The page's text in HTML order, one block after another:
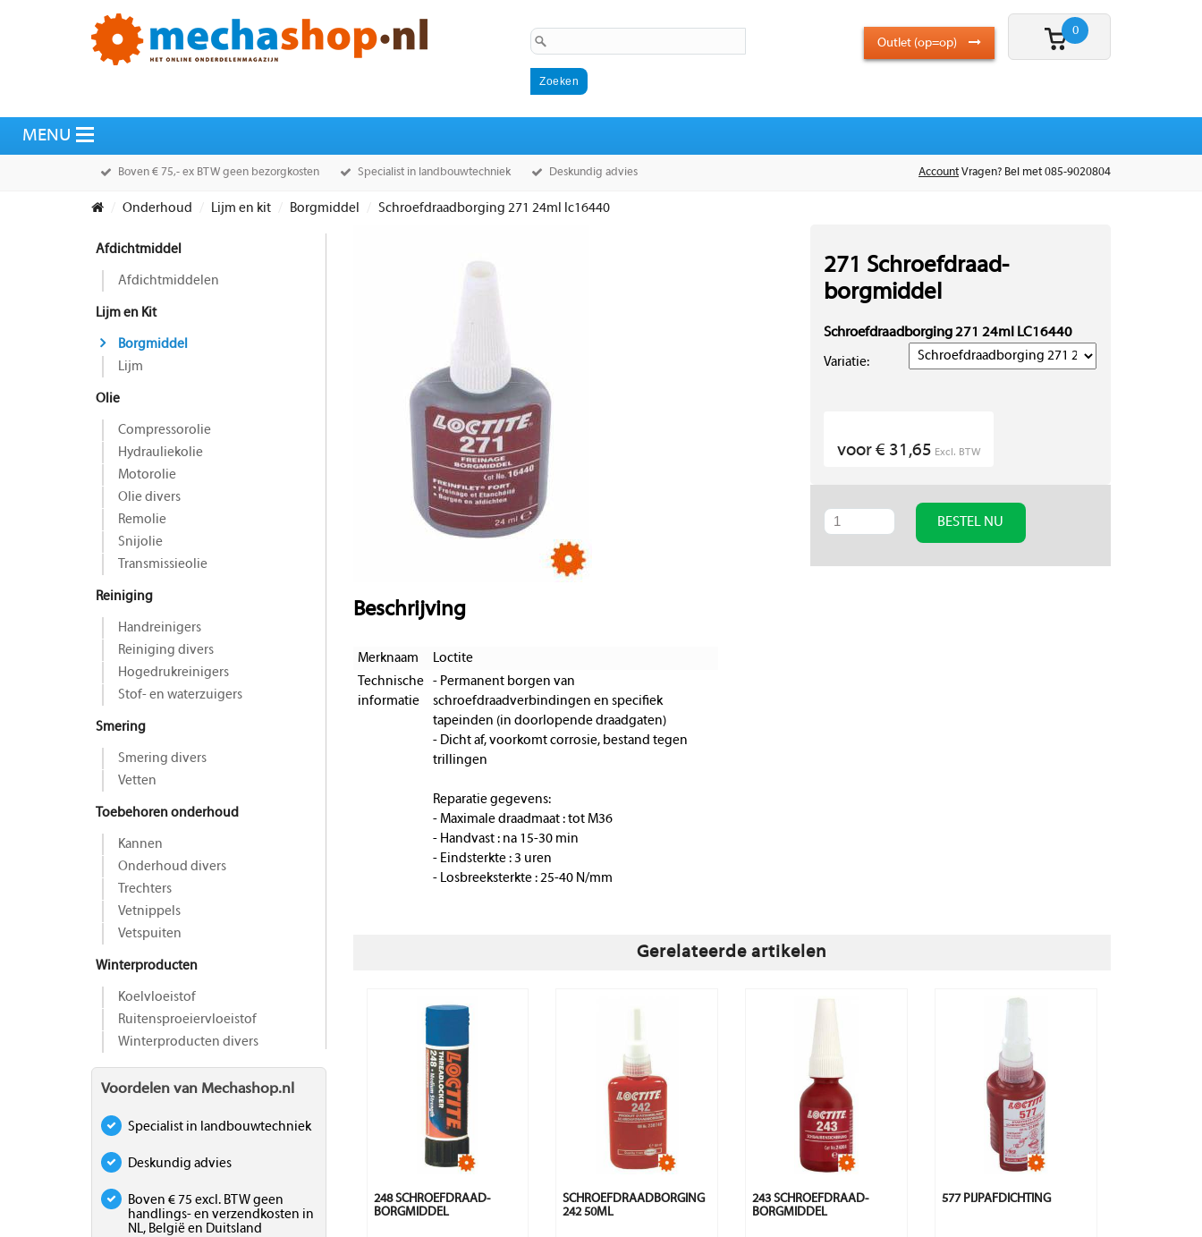
0
Outlet (op=op)
Boven € 75,- ex BTW geen bezorgkosten Specialist in landbouwtechniek Deskundig advies Account Vragen? Bel met 085-9020804
Onderhoud Lijm en kit Borgmiddel Schroefdraadborging 271 24ml lc16440
Afdichtmiddel
Afdichtmiddelen
Lijm en Kit
Borgmiddel
Lijm
Olie
Compressorolie
Hydrauliekolie
Motorolie
Olie divers
Remolie
Snijolie
Transmissieolie
Reiniging
Handreinigers
Reiniging divers
Hogedrukreinigers
Stof- en waterzuigers
Smering
Smering divers
Vetten
Toebehoren onderhoud
Kannen
Onderhoud divers
Trechters
Vetnippels
Vetspuiten
Winterproducten
Koelvloeistof
Ruitensproeiervloeistof
Winterproducten divers
Voordelen van Mechashop.nl
Specialist in landbouwtechniek
Deskundig advies
Boven € 75 excl. BTW geen
handlings- en verzendkosten in
NL, België en Duitsland
Beschrijving
Merknaam
Loctite
Technische
informatie
- Permanent borgen van
schroefdraadverbindingen en specifiek
tapeinden (in doorlopende draadgaten)
- Dicht af, voorkomt corrosie, bestand tegen
trillingen
Reparatie gegevens:
- Maximale draadmaat : tot M36
- Handvast : na 15-30 min
- Eindsterkte : 3 uren
- Losbreeksterkte : 25-40 N/mm
271 Schroefdraad-
borgmiddel
Schroefdraadborging 271 24ml LC16440
Variatie:
voor € 31,65 Excl. BTW
BESTEL NU
Gerelateerde artikelen
248 SCHROEFDRAAD-
BORGMIDDEL
SCHROEFDRAADBORGING
242 50ML
243 SCHROEFDRAAD-
BORGMIDDEL
577 PIJPAFDICHTING